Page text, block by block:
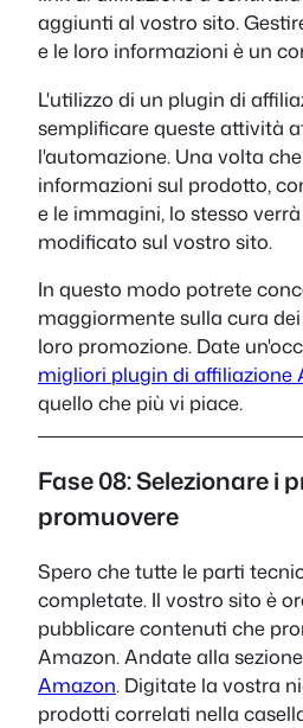
aggiunti al vostro sito.
e le loro informazioni è un
L'utilizzo di un plugin di
semplificare queste attività
l'automazione. Una volta
informazioni sul prodotto,
e le immagini, lo stesso
modificato sul vostro sito.
In questo modo potrete
maggiormente sulla cura
loro promozione. Date
migliori plugin di affiliazione
quello che più vi piace.
Fase 08: Selezionare i
promuovere
Spero che tutte le parti
completate. Il vostro sito è
pubblicare contenuti che
Amazon. Andate alla sezione
Amazon. Digitate la vostra
prodotti correlati nella